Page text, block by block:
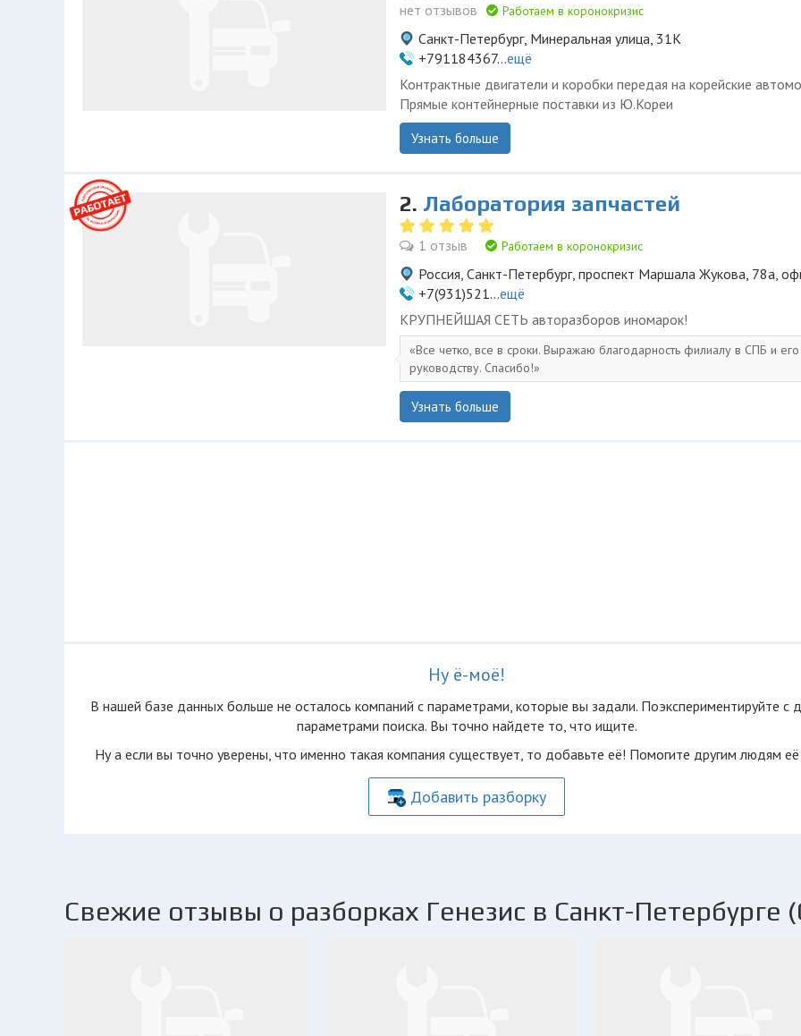
нет отзывов Работаем в коронокризис
Санкт-Петербург, Минеральная улица, 31К
+791184367...ещё
Контрактные двигатели и коробки передая на корейские
Прямые контейнерные поставки из Ю.Кореи
Узнать больше
2. Лаборатория запчастей
1 отзыв Работаем в коронокризис
Россия, Санкт-Петербург, проспект Маршала Жукова, 78а,
+7(931)521...ещё
KPУПНЕЙШAЯ СЕTЬ aвторазбopов иномapoк!
Все четко, все в сроки. Выражаю благодарность филиалу в СПБ и его
руководству. Спасибо!
Узнать больше
Ну ё-моё!
В нашей базе данных больше не осталоcь компаний с параметрами, которые вы задали. Поэкспериментируйте с
параметрами поиска. Вы точно найдете то, что ищите.
Ну а если вы точно уверены, что именно такая компания существует, то добавьте её! Помогите другим людям
Добавить разборку
Свежие отзывы о разборках Генезис в Санкт-Петербурге